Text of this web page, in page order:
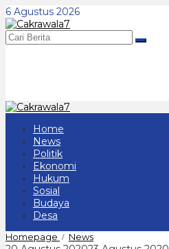
Lewati
ke
konten
6 Agustus 2026
Home
News
Politik
Ekonomi
Hukum
Sosial
Budaya
Desa
Homepage / NewsUji
Coba